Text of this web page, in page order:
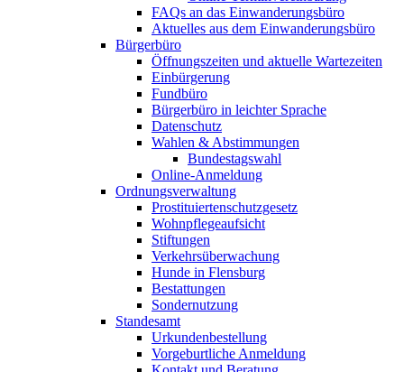
FAQs an das Einwanderungsbüro
Aktuelles aus dem Einwanderungsbüro
Bürgerbüro
Öffnungszeiten und aktuelle Wartezeiten
Einbürgerung
Fundbüro
Bürgerbüro in leichter Sprache
Datenschutz
Wahlen & Abstimmungen
Bundestagswahl
Online-Anmeldung
Ordnungsverwaltung
Prostituiertenschutzgesetz
Wohnpflegeaufsicht
Stiftungen
Verkehrsüberwachung
Hunde in Flensburg
Bestattungen
Sondernutzung
Standesamt
Urkundenbestellung
Vorgeburtliche Anmeldung